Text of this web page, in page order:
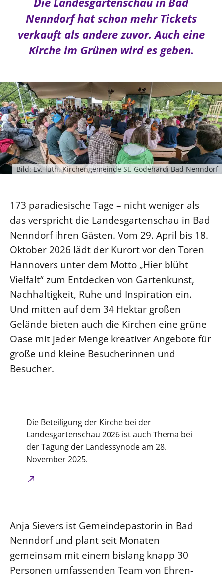
Die Landesgartenschau in Bad
Nenndorf hat schon mehr Tickets
verkauft als andere zuvor. Auch eine
Kirche im Grünen wird es geben.
Bild: Ev.-luth. Kirchengemeinde St. Godehardi Bad Nenndorf
Die Beteiligung der Kirche bei der
Landesgartenschau 2026 ist auch Thema bei
der Tagung der Landessynode am 28.
November 2025.
173 paradiesische Tage – nicht weniger als
das verspricht die Landesgartenschau in Bad
Nenndorf ihren Gästen. Vom 29. April bis 18.
Oktober 2026 lädt der Kurort vor den Toren
Hannovers unter dem Motto „Hier blüht
Vielfalt“ zum Entdecken von Gartenkunst,
Nachhaltigkeit, Ruhe und Inspiration ein.
Und mitten auf dem 34 Hektar großen
Gelände bieten auch die Kirchen eine grüne
Oase mit jeder Menge kreativer Angebote für
große und kleine Besucherinnen und
Besucher.
Anja Sievers ist Gemeindepastorin in Bad
Nenndorf und plant seit Monaten
gemeinsam mit einem bislang knapp 30
Personen umfassenden Team von Ehren-
Kirche und Finanzen
Personalausschuss
Kollegium
Abteilungen des Landeskirchenamts
Rechnungsprüfungsamt
Fachstelle Sexualisierte Gewalt
Beschwerdestellen
Kirchenämter
Datenschutz
Geschäftsstelle Landessynode
LANDESSYNODE
27. Landessynode
Kontakt
MITARBEIT
Ehrenamt
Beruf
Freie Stellen
Älterwerden im Pfarrberuf
Beteiligungsverfahren
Beschwerdestellen
Ephoralbüro
IT-Service
Corporate Design
Interventionsplan
Jahresgespräche
Evangelische Kirche
Lutherische Kirche
Glaubensbekenntnis
Religionen
Gegen Gewalt
KLIMASCHUTZ
Nachhaltigkeit
Mobilität
Naturschutz
Gebäude
Impressum
Datenschutz
Kontakt
Freie Stellen
Service für Gemeinden
Suche